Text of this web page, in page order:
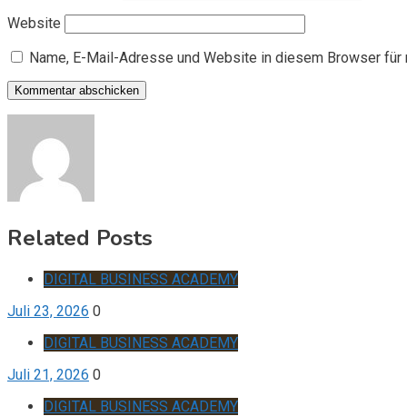
Website
Name, E-Mail-Adresse und Website in diesem Browser
Related Posts
DIGITAL BUSINESS ACADEMY
Juli 23, 2026 0
DIGITAL BUSINESS ACADEMY
Juli 21, 2026 0
DIGITAL BUSINESS ACADEMY